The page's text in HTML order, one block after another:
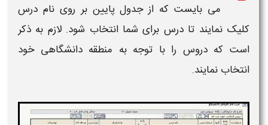
می بایست که از جدول پایین بر روی نام درس
کلیک نمایند تا درس برای شماانتخاب شود. لازم به ذکر
است که دروس را با توجه به منطقه دانشگاهی خود
انتخاب نمایند.